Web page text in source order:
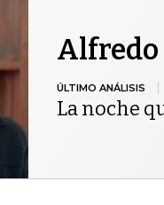
Alfredo
ÚLTIMO ANÁLISIS
La noche